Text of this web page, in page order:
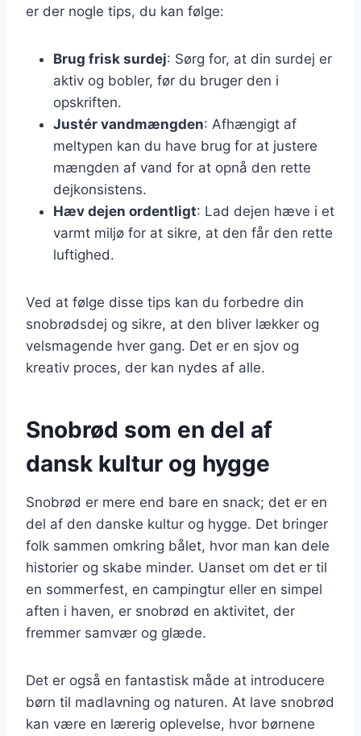
er der nogle tips, du kan følge:
Brug frisk surdej: Sørg for, at din surdej er
aktiv og bobler, før du bruger den i
opskriften.
Justér vandmængden: Afhængigt af
meltypen kan du have brug for at justere
mængden af vand for at opnå den rette
dejkonsistens.
Hæv dejen ordentligt: Lad dejen hæve i et
varmt miljø for at sikre, at den får den rette
luftighed.
Ved at følge disse tips kan du forbedre din
snobrødsdej og sikre, at den bliver lækker og
velsmagende hver gang. Det er en sjov og
kreativ proces, der kan nydes af alle.
Snobrød som en del af
dansk kultur og hygge
Snobrød er mere end bare en snack; det er en
del af den danske kultur og hygge. Det bringer
folk sammen omkring bålet, hvor man kan dele
historier og skabe minder. Uanset om det er til
en sommerfest, en campingtur eller en simpel
aften i haven, er snobrød en aktivitet, der
fremmer samvær og glæde.
Det er også en fantastisk måde at introducere
børn til madlavning og naturen. At lave snobrød
kan være en lærerig oplevelse, hvor børnene